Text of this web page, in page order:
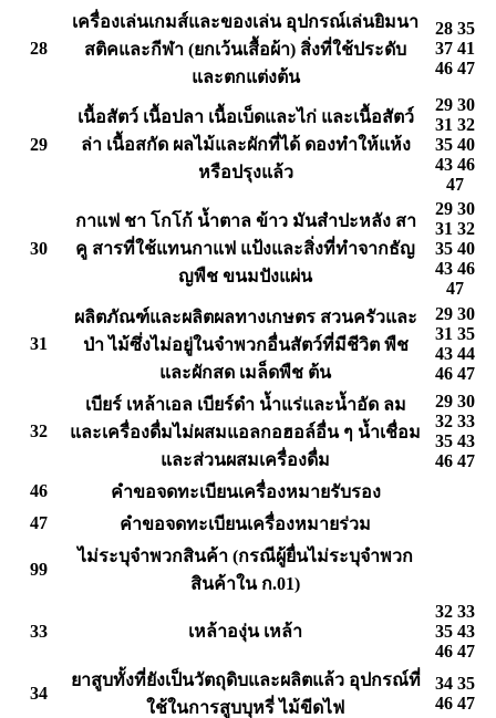
28
เครื่องเล่นเกมส์และของเล่น อุปกรณ์เล่นยิมนา
สติคและกีฬา (ยกเว้นเสื้อผ้า) สิ่งที่ใช้ประดับ
และตกแต่งต้น
28 35
37 41
46 47
29
เนื้อสัตว์ เนื้อปลา เนื้อเบ็ดและไก่ และเนื้อสัตว์
ล่า เนื้อสกัด ผลไม้และผักที่ได้ ดองทำให้แห้ง
หรือปรุงแล้ว
29 30
31 32
35 40
43 46
47
30
กาแฟ ชา โกโก้ น้ำตาล ข้าว มันสำปะหลัง สา
คู สารที่ใช้แทนกาแฟ แป้งและสิ่งที่ทำจากธัญ
ญพืช ขนมปังแผ่น
29 30
31 32
35 40
43 46
47
31
ผลิตภัณฑ์และผลิตผลทางเกษตร สวนครัวและ
ป่า ไม้ซึ่งไม่อยู่ในจำพวกอื่นสัตว์ที่มีชีวิต พืช
และผักสด เมล็ดพืช ต้น
29 30
31 35
43 44
46 47
32
เบียร์ เหล้าเอล เบียร์ดำ น้ำแร่และน้ำอัด ลม
และเครื่องดื่มไม่ผสมแอลกอฮอล์อื่น ๆ น้ำเชื่อม
และส่วนผสมเครื่องดื่ม
29 30
32 33
35 43
46 47
46
คำขอจดทะเบียนเครื่องหมายรับรอง
47
คำขอจดทะเบียนเครื่องหมายร่วม
99
ไม่ระบุจำพวกสินค้า (กรณีผู้ยื่นไม่ระบุจำพวก
สินค้าใน ก.01)
33 เหล้าองุ่น เหล้า
32 33
35 43
46 47
34
ยาสูบทั้งที่ยังเป็นวัตถุดิบและผลิตแล้ว อุปกรณ์ที่
ใช้ในการสูบบุหรี่ ไม้ขีดไฟ
34 35
46 47